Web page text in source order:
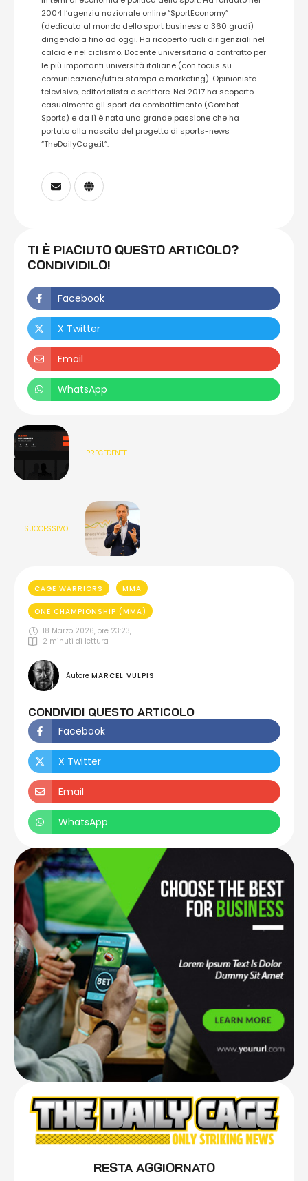
2004 l’agenzia nazionale online “SportEconomy”
(dedicata al mondo dello sport business a 360 gradi)
dirigendola fino ad oggi. Ha ricoperto ruoli dirigenziali nel
calcio e nel ciclismo. Docente universitario a contratto per
le più importanti università italiane (con focus su
comunicazione/uffici stampa e marketing). Opinionista
televisivo, editorialista e scrittore. Nel 2017 ha scoperto
casualmente gli sport da combattimento (Combat
Sports) e da lì è nata una grande passione che ha
portato alla nascita del progetto di sports-news
“TheDailyCage.it”.
TI È PIACIUTO QUESTO ARTICOLO?
CONDIVIDILO!
Facebook
X Twitter
Email
WhatsApp
PRECEDENTE
SUCCESSIVO
CAGE WARRIORS MMA
ONE CHAMPIONSHIP (MMA)
18 Marzo 2026, ore 23:23,
2 minuti di lettura
Autore MARCEL VULPIS
CONDIVIDI QUESTO ARTICOLO
Facebook
X Twitter
Email
WhatsApp
RESTA AGGIORNATO